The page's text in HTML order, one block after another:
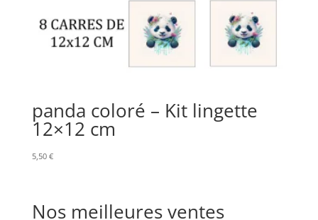
panda coloré – Kit lingette
12×12 cm
5,50 €
Nos meilleures ventes